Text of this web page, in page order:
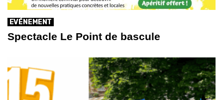
EVÉNEMENT
Spectacle Le Point de bascule